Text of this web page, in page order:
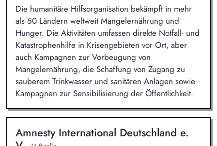
Die humanitäre Hilfsorganisation bekämpft in mehr
als 50 Ländern weltweit Mangelernährung und
Hunger. Die Aktivitäten umfassen direkte Notfall- und
Katastrophenhilfe in Krisengebieten vor Ort, aber
auch Kampagnen zur Vorbeugung von
Mangelernährung, die Schaffung von Zugang zu
sauberem Trinkwasser und sanitären Anlagen sowie
Kampagnen zur Sensibilisierung der Öffentlichkeit.
Amnesty International Deutschland e.